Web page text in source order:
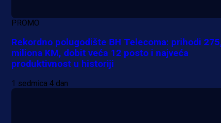
PROMO
Rekordno polugodište BH Telecoma: prihodi
miliona KM, dobit veća 12 posto i najveća
produktivnost u historiji
1 sedmica 4 dan